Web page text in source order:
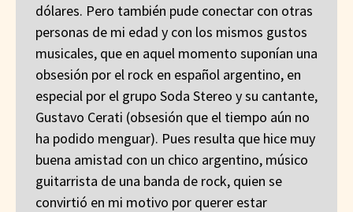
dólares. Pero también pude conectar con otras
personas de mi edad y con los mismos gustos
musicales, que en aquel momento suponían una
obsesión por el rock en español argentino, en
especial por el grupo Soda Stereo y su cantante,
Gustavo Cerati (obsesión que el tiempo aún no
ha podido menguar). Pues resulta que hice muy
buena amistad con un chico argentino, músico
guitarrista de una banda de rock, quien se
convirtió en mi motivo por querer estar